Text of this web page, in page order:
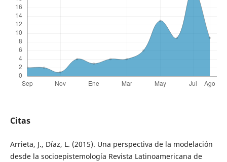
Citas
Arrieta, J., Díaz, L. (2015). Una perspectiva de la modelación
desde la socioepistemología Revista Latinoamericana de